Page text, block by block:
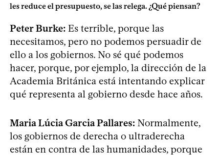
les reduce el presupuesto, se las relega. ¿Qué piensan?
Peter Burke: Es terrible, porque las
necesitamos, pero no podemos persuadir de
ello a los gobiernos. No sé qué podemos
hacer, porque, por ejemplo, la dirección de la
Academia Británica está intentando explicar
qué representa al gobierno desde hace años.
Maria Lúcia Garcia Pallares: Normalmente,
los gobiernos de derecha o ultraderecha
están en contra de las humanidades, porque